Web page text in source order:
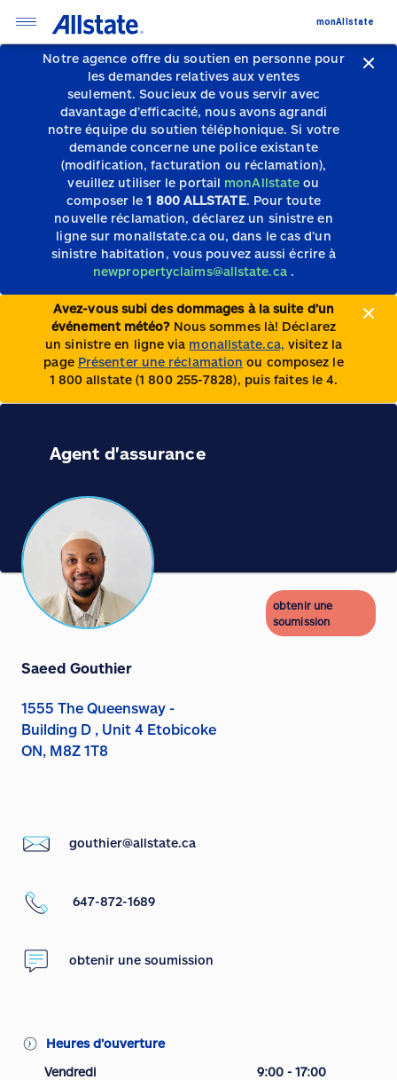
Notre agence offre du soutien en personne pour
les demandes relatives aux ventes
seulement.Soucieux de vous servir avec
davantage d’efficacité, nous avons agrandi
notre équipe du soutien téléphonique.Si votre
demande concerne une police existante
(modification, facturation ou réclamation),
veuillez utiliser le portail monAllstate ou
composer le1 800 ALLSTATE. Pour toute
nouvelle réclamation, déclarez un sinistre en
ligne sur monallstate.ca ou, dans le cas d’un
sinistre habitation, vous pouvez aussi écrire à
newpropertyclaims@allstate.ca .
Avez-vous subi des dommages à la suite d’un
événement météo? Nous sommes là! Déclarez
un sinistre en ligne via monallstate.ca, visitez la
page Présenter une réclamation ou composez le
1 800 allstate (1 800 255-7828), puis faites le 4.
monAllstate
Agent d'assurance
obtenir une
soumission
Saeed Gouthier
1555 The Queensway -
Building D , Unit 4 Etobicoke
ON, M8Z 1T8
gouthier@allstate.ca
647-872-1689
obtenir une soumission
Heures d’ouverture
Vendredi
9:00 - 17:00